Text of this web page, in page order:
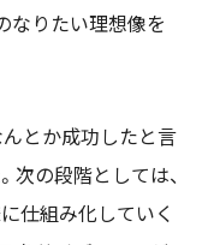
なりたい理想像を
とか成功したと言
の段階としては、
仕組み化していく